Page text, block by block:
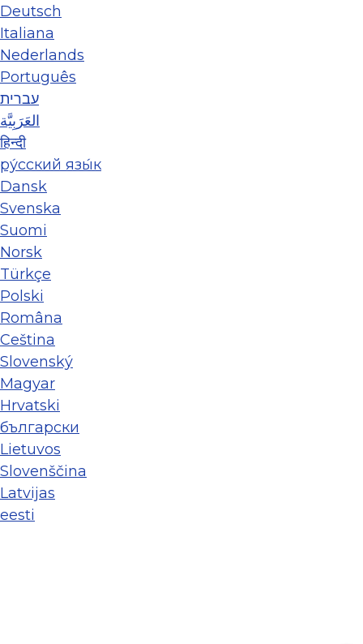
Deutsch
Italiana
Nederlands
Português
עברית
العَرَبِيَّة
हिन्दी
ру́сский язы́к
Dansk
Svenska
Suomi
Norsk
Türkçe
Polski
Româna
Ceština
Slovenský
Magyar
Hrvatski
български
Lietuvos
Slovenščina
Latvijas
eesti